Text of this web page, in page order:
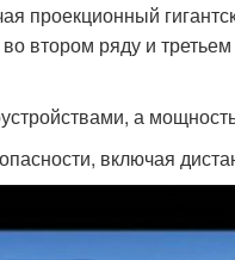
проекционный
втором ряду и
а
включая